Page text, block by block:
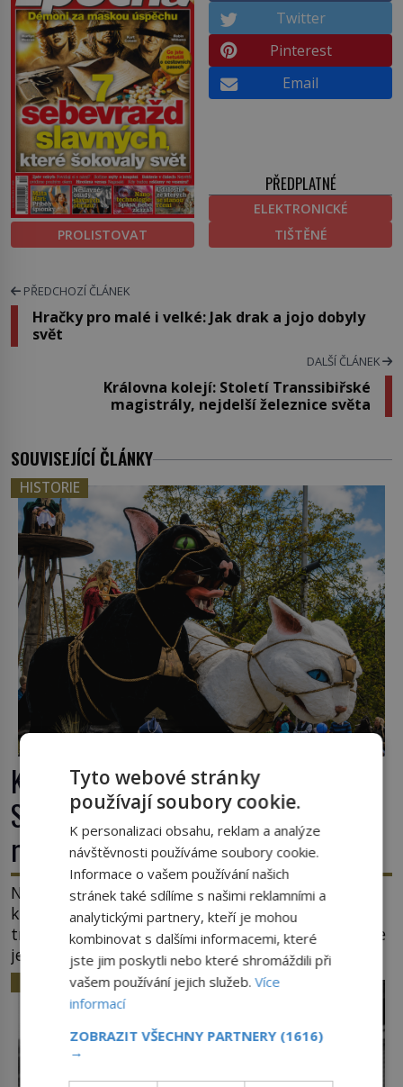
PROLISTOVAT
Twitter
Pinterest
Email
PŘEDPLATNÉ
ELEKTRONICKÉ
TIŠTĚNÉ
PŘEDCHOZÍ ČLÁNEK
Hračky pro malé i velké: Jak drak a jojo dobyly
svět
DALŠÍ ČLÁNEK
Královna kolejí: Století Transsibiřské
magistrály, nejdelší železnice světa
SOUVISEJÍCÍ ČLÁNKY
HISTORIE
Kočky padající z věže v Ypres:
Středověký zvyk, který dodnes budí
rozpaky
Na hlavním náměstí belgického města Ypres se
každé tři roky shromáždí tisíce lidí. Z věže slavné
tržnice létají do davu kočky, diváci jásají a snaží se
je chytit. Naštěstí už nejde o živá zvířata, ale
jenom o plyšové suvenýry. Kdysi to ale bylo jinak.
Tato veselá podívaná připomíná jeden z
HISTORIE
Tyto webové stránky
používají soubory cookie.
K personalizaci obsahu, reklam a analýze
návštěvnosti používáme soubory cookie.
Informace o vašem používání našich
stránek také sdílíme s našimi reklamními a
analytickými partnery, kteří je mohou
kombinovat s dalšími informacemi, které
jste jim poskytli nebo které shromáždili při
vašem používání jejich služeb.Více
informací
ZOBRAZIT VŠECHNY PARTNERY (1616)
→